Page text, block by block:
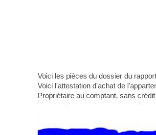
Voici les pièces du dossier du
Voici l'attestation d'achat de
Propriétaire au comptant, sans